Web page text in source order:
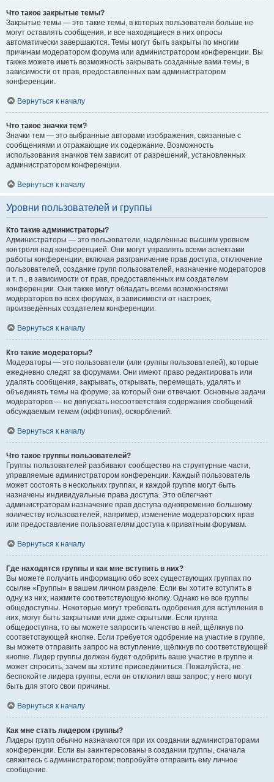
Что такое закрытые темы?
Закрытые темы — это такие темы, в которых пользователи больше не
могут оставлять сообщения, и все находящиеся в них опросы
автоматически завершаются. Темы могут быть закрыты по многим
причинам модератором форума или администратором конференции. Вы
также можете иметь возможность закрывать созданные вами темы, в
зависимости от прав, предоставленных вам администратором
конференции.
Вернуться к началу
Что такое значки тем?
Значки тем — это выбранные авторами изображения, связанные с
сообщениями и отражающие их содержание. Возможность
использования значков тем зависит от разрешений, установленных
администратором конференции.
Вернуться к началу
Уровни пользователей и группы
Кто такие администраторы?
Администраторы — это пользователи, наделённые высшим уровнем
контроля над конференцией. Они могут управлять всеми аспектами
работы конференции, включая разграничение прав доступа, отключение
пользователей, создание групп пользователей, назначение модераторов
и т. п., в зависимости от прав, предоставленных им создателем
конференции. Они также могут обладать всеми возможностями
модераторов во всех форумах, в зависимости от настроек,
произведённых создателем конференции.
Вернуться к началу
Кто такие модераторы?
Модераторы — это пользователи (или группы пользователей), которые
ежедневно следят за форумами. Они имеют право редактировать или
удалять сообщения, закрывать, открывать, перемещать, удалять и
объединять темы на форуме, за который они отвечают. Основные задачи
модераторов — не допускать несоответствия содержания сообщений
обсуждаемым темам (оффтопик), оскорблений.
Вернуться к началу
Что такое группы пользователей?
Группы пользователей разбивают сообщество на структурные части,
управляемые администратором конференции. Каждый пользователь
может состоять в нескольких группах, и каждой группе могут быть
назначены индивидуальные права доступа. Это облегчает
администраторам назначение прав доступа одновременно большому
количеству пользователей, например, изменение модераторских прав
или предоставление пользователям доступа к приватным форумам.
Вернуться к началу
Где находятся группы и как мне вступить в них?
Вы можете получить информацию обо всех существующих группах по
ссылке «Группы» в вашем личном разделе. Если вы хотите вступить в
одну из них, нажмите соответствующую кнопку. Однако не все группы
общедоступны. Некоторые могут требовать одобрения для вступления в
них, могут быть закрытыми или даже скрытыми. Если группа
общедоступна, то вы можете запросить членство в ней, щёлкнув по
соответствующей кнопке. Если требуется одобрение на участие в группе,
вы можете отправить запрос на вступление, щёлкнув по соответствующей
кнопке. Лидер группы должен будет одобрить ваше участие в группе и
может спросить, зачем вы хотите присоединиться. Пожалуйста, не
беспокойте лидера группы, если он отклонил ваш запрос; у него могут
быть для этого свои причины.
Вернуться к началу
Как мне стать лидером группы?
Лидеры групп обычно назначаются при их создании администраторами
конференции. Если вы заинтересованы в создании группы, сначала
свяжитесь с администратором; попробуйте отправить ему личное
сообщение.